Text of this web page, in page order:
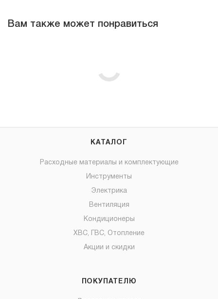
Вам также может понравиться
КАТАЛОГ
Расходные материалы и комплектующие
Инструменты
Электрика
Вентиляция
Кондиционеры
ХВС, ГВС, Отопление
Акции и скидки
ПОКУПАТЕЛЮ